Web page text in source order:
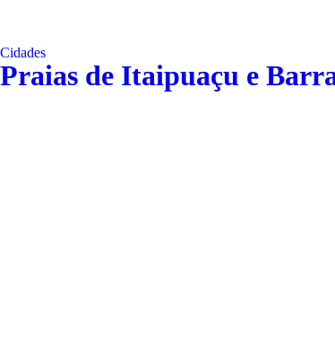
Cidades
Praias de Itaipuaçu e